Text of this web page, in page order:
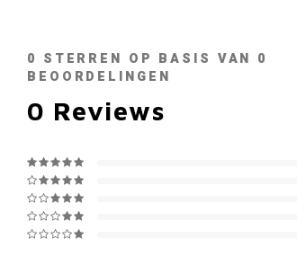
0 STERREN OP BASIS VAN 0
BEOORDELINGEN
0 Reviews